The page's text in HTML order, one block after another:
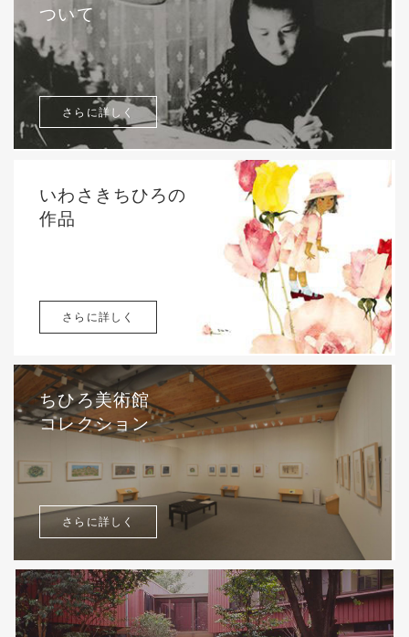
ついて
さらに詳しく
いわさきちひろの
作品
さらに詳しく
ちひろ美術館
コレクション
さらに詳しく